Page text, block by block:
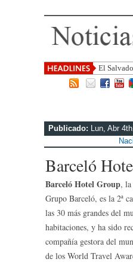
El
mayor pro
Publicado: Lun, Abr
Barceló
Barceló Hotel Group,
Grupo Barceló, es la 2ª
las 30 más grandes del
habitaciones, y ha sido
compañía gestora del
de los World Travel